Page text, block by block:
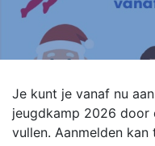
Je kunt je vanaf nu
jeugdkamp 2026 door
vullen. Aanmelden